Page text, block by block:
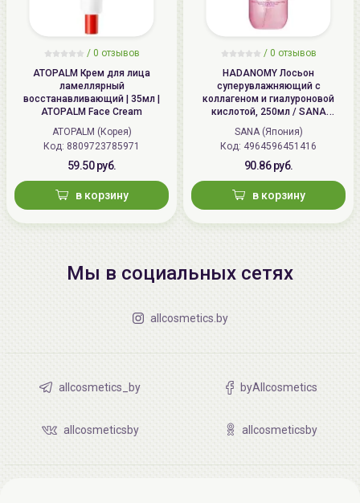
/ 0 отзывов
ATOPALM Крем для лица
ламеллярный
восстанавливающий | 35мл |
ATOPALM Face Cream
ATOPALM (Корея)
Код: 8809723785971
59.50 руб.
в корзину
/ 0 отзывов
HADANOMY Лосьон
суперувлажняющий с
коллагеном и гиалуроновой
кислотой, 250мл / SANA
HADANOMY Collagen mist
SANA (Япония)
Код: 4964596451416
90.86 руб.
в корзину
Мы в социальных сетях
allcosmetics.by
allcosmetics_by byAllcosmetics
allcosmeticsby allcosmeticsby